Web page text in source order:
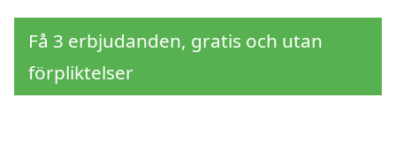
Få 3 erbjudanden, gratis och utan
förpliktelser